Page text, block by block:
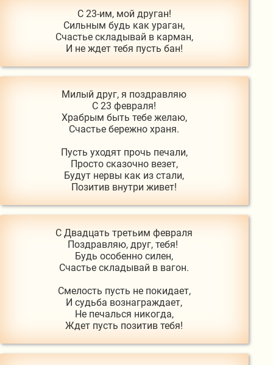
С 23-им, мой друган!
Сильным будь как ураган,
Счастье складывай в карман,
Милый друг, я поздравляю
С 23 февраля!
Храбрым быть тебе желаю,
Счастье бережно храня.
Пусть уходят прочь печали,
Просто сказочно везет,
Будут нервы как из стали,
С Двадцать третьим февраля
Поздравляю, друг, тебя!
Будь особенно силен,
Счастье складывай в вагон.
Смелость пусть не покидает,
И судьба вознаграждает,
Не печалься никогда,